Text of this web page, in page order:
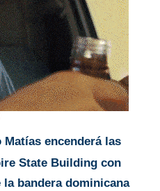
Matías encenderá las
State Building con
bandera dominicana